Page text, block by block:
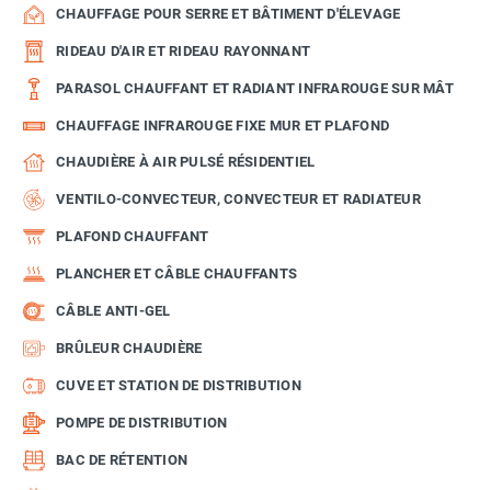
CHAUFFAGE POUR SERRE ET BÂTIMENT D'ÉLEVAGE
RIDEAU D'AIR ET RIDEAU RAYONNANT
PARASOL CHAUFFANT ET RADIANT INFRAROUGE SUR MÂT
CHAUFFAGE INFRAROUGE FIXE MUR ET PLAFOND
CHAUDIÈRE À AIR PULSÉ RÉSIDENTIEL
VENTILO-CONVECTEUR, CONVECTEUR ET RADIATEUR
PLAFOND CHAUFFANT
PLANCHER ET CÂBLE CHAUFFANTS
CÂBLE ANTI-GEL
BRÛLEUR CHAUDIÈRE
CUVE ET STATION DE DISTRIBUTION
POMPE DE DISTRIBUTION
BAC DE RÉTENTION